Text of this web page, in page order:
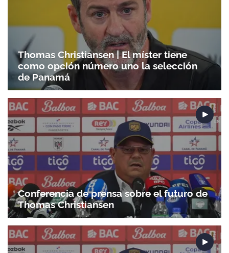
Thomas Christiansen | El míster tiene
como opción número uno la selección
de Panamá
Conferencia de prensa sobre el futuro de
Thomas Christiansen